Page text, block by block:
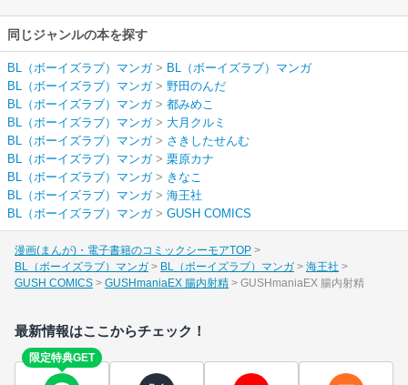
同じジャンルの本を探す
BL（ボーイズラブ）マンガ> BL（ボーイズラブ）マンガ
BL（ボーイズラブ）マンガ> 野田のんだ
BL（ボーイズラブ）マンガ> 都みめこ
BL（ボーイズラブ）マンガ> 大月クルミ
BL（ボーイズラブ）マンガ> さきしたせんむ
BL（ボーイズラブ）マンガ> 栗原カナ
BL（ボーイズラブ）マンガ> きなこ
BL（ボーイズラブ）マンガ> 海王社
BL（ボーイズラブ）マンガ> GUSH COMICS
漫画(まんが)・電子書籍のコミックシーモアTOP
BL（ボーイズラブ）マンガ
BL（ボーイズラブ）マンガ
海王社
GUSH COMICS
GUSHmaniaEX 腸内射精 GUSHmaniaEX 腸内射精
最新情報はここからチェック！
限定特典GET